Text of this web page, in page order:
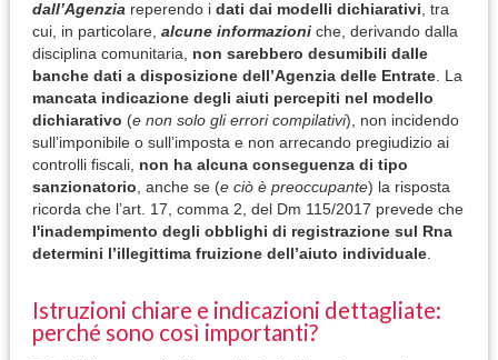
dall’Agenziareperendo i dati dai modelli dichiarativi, tra
cui, in particolare, alcune informazioniche, derivando dalla
disciplina comunitaria, non sarebbero desumibili dalle
banche dati a disposizione dell’Agenzia delle Entrate. La
mancata indicazione degli aiuti percepiti nel modello
dichiarativo (e non solo gli errori compilativi), non incidendo
sull’imponibile o sull’imposta e non arrecando pregiudizio ai
controlli fiscali, non ha alcuna conseguenza di tipo
sanzionatorio, anche se (e ciò è preoccupante) la risposta
ricorda che l’art. 17, comma 2, del Dm 115/2017 prevede che
l'inadempimento degli obblighi di registrazione sul Rna
determini l’illegittima fruizione dell’aiuto individuale.
Istruzioni chiare e indicazioni dettagliate:
perché sono così importanti?